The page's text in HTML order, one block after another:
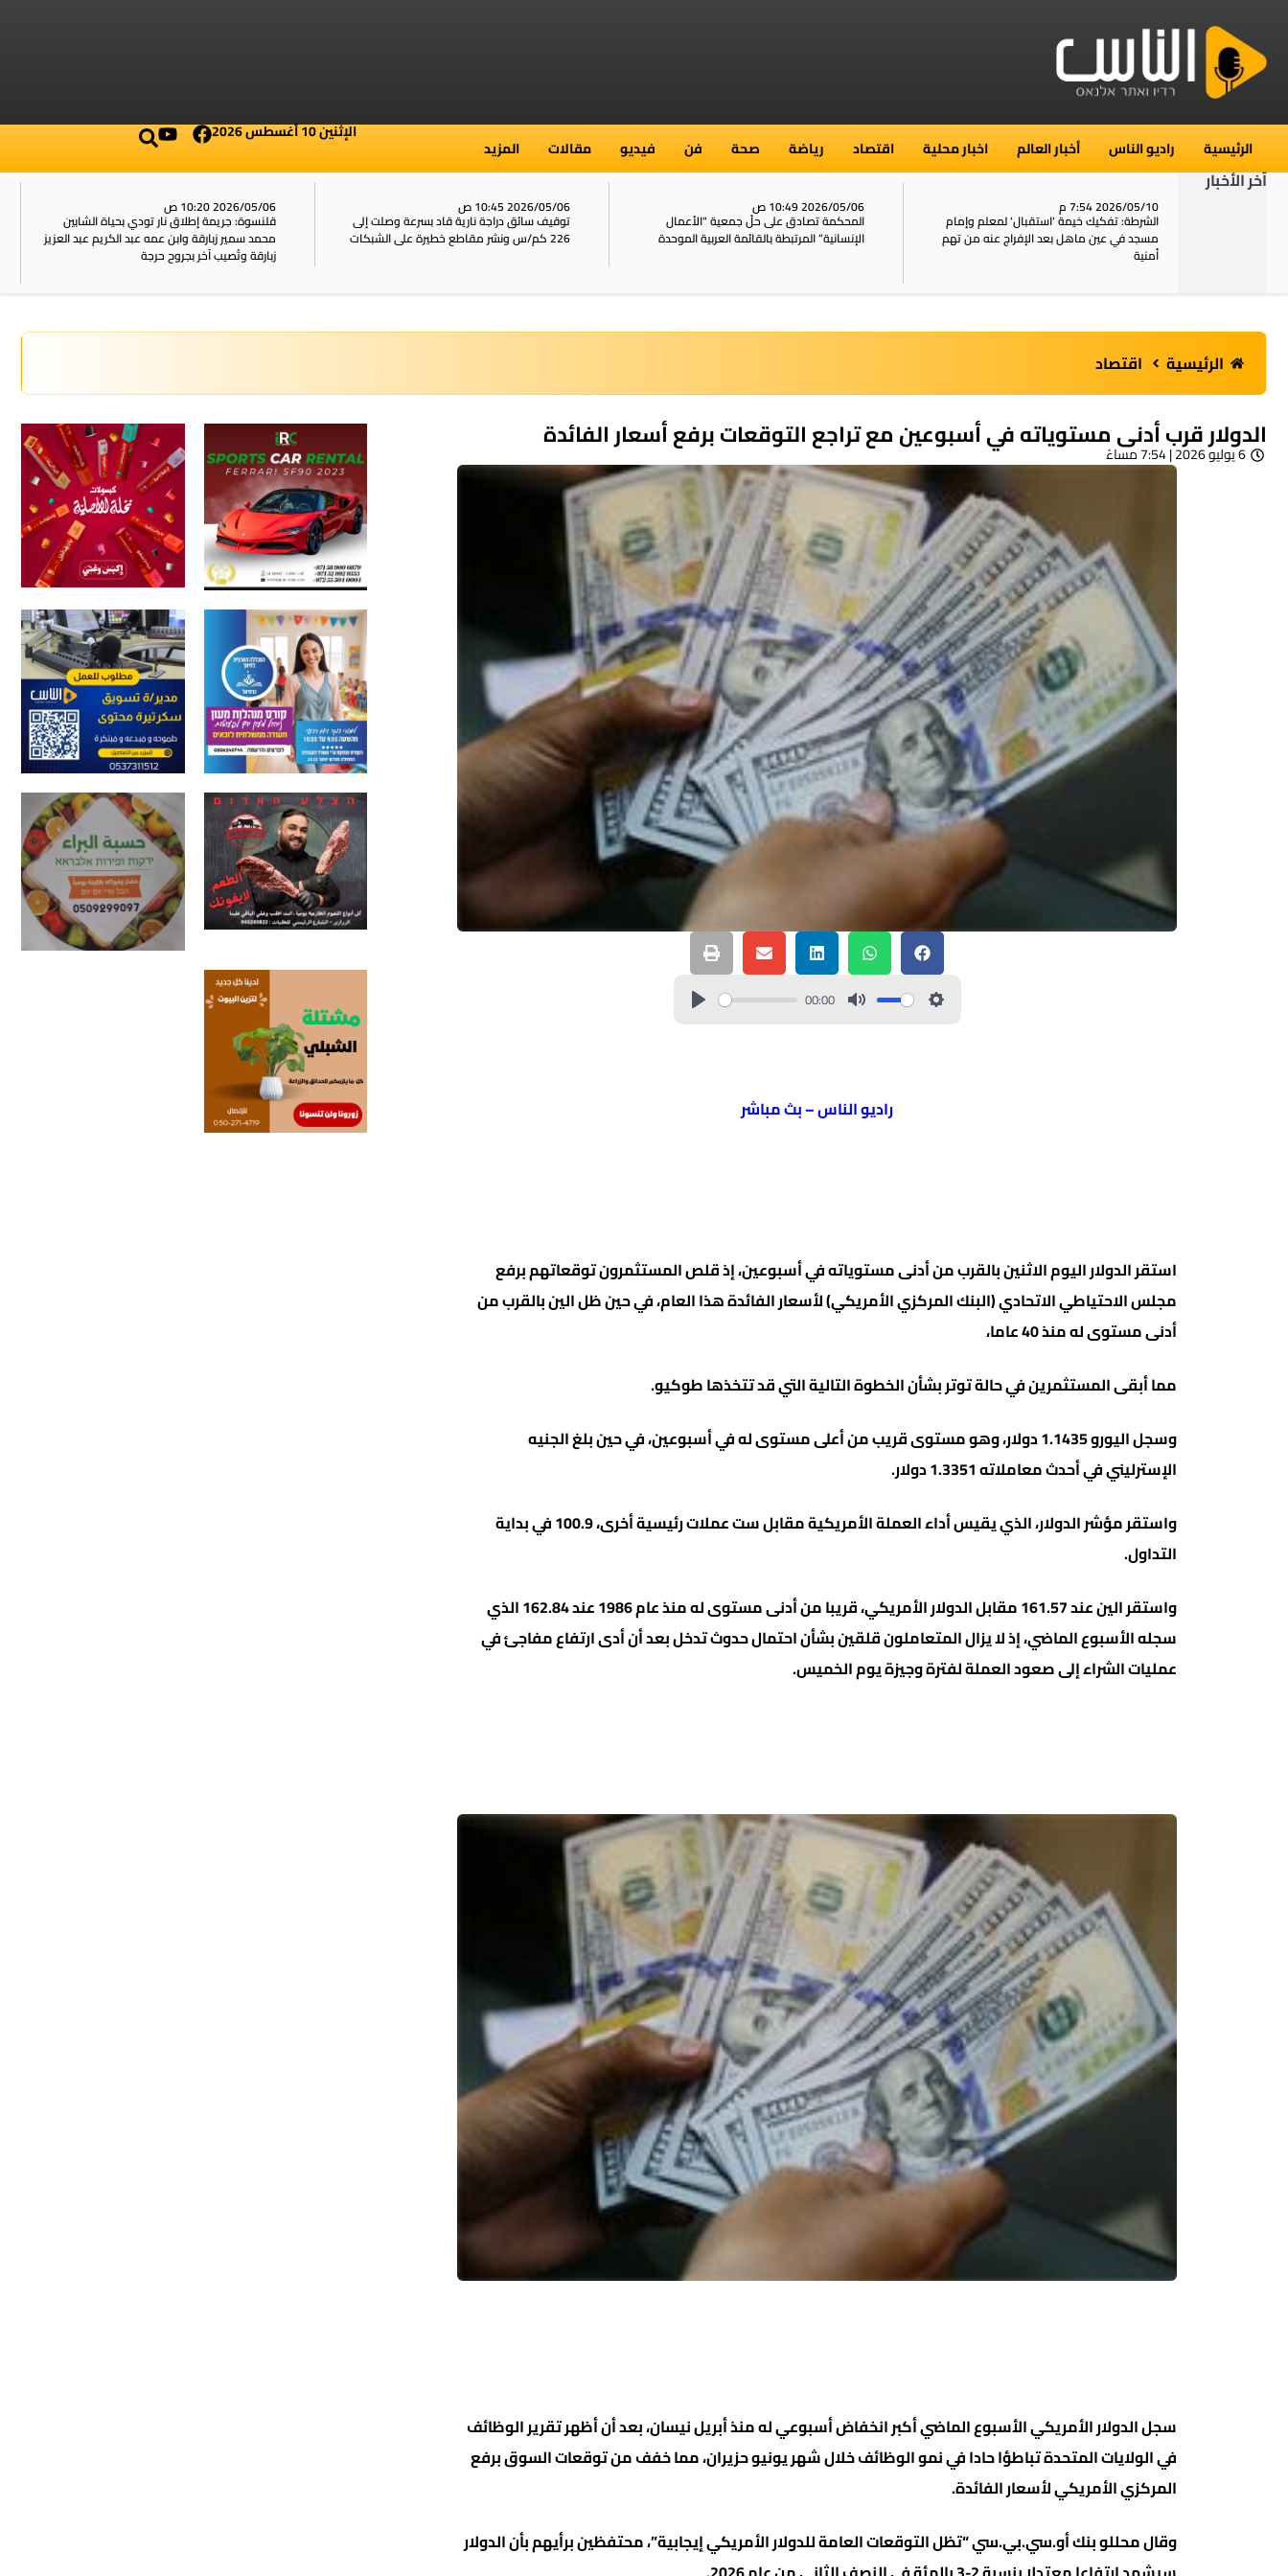
الرئيسية راديو الناس أخبار العالم اخبار محلية اقتصاد رياضة صحة فن فيديو مقالات المزيد
الإثنين 10 أغسطس 2026
آخر الأخبار
2026/05/10 7:54 م
الشرطة: تفكيك خيمة ‘استقبال‘ لمعلم وإمام
مسجد في عين ماهل بعد الإفراج عنه من تهم
أمنية
2026/05/06 10:49 ص
المحكمة تصادق على حلّ جمعية “الأعمال
الإنسانية” المرتبطة بالقائمة العربية الموحدة
2026/05/06 10:45 ص
توقيف سائق دراجة نارية قاد بسرعة وصلت إلى
226 كم/س ونشر مقاطع خطيرة على الشبكات
2026/05/06 10:20 ص
قلنسوة: جريمة إطلاق نار تودي بحياة الشابين
محمد سمير زبارقة وابن عمه عبد الكريم عبد العزيز
زبارقة وتُصيب آخر بجروح حرجة
الرئيسية اقتصاد
الدولار قرب أدنى مستوياته في أسبوعين مع تراجع التوقعات برفع أسعار الفائدة
6 يوليو 2026 | 7:54 مساءً
00:00
راديو الناس – بث مباشر
استقر الدولار اليوم الاثنين بالقرب من أدنى مستوياته في أسبوعين، إذ قلص المستثمرون توقعاتهم برفع
مجلس الاحتياطي الاتحادي (البنك المركزي الأمريكي) لأسعار الفائدة هذا العام، في حين ظل الين بالقرب من
أدنى مستوى له منذ 40 عاما،
مما أبقى المستثمرين في حالة توتر بشأن الخطوة التالية التي قد تتخذها طوكيو.
وسجل اليورو 1.1435 دولار، وهو مستوى قريب من أعلى مستوى له في أسبوعين، في حين بلغ الجنيه
الإسترليني في أحدث معاملاته 1.3351 دولار.
واستقر مؤشر الدولار، الذي يقيس أداء العملة الأمريكية مقابل ست عملات رئيسية أخرى، 100.9 في بداية
التداول.
واستقر الين عند 161.57 مقابل الدولار الأمريكي، قريبا من أدنى مستوى له منذ عام 1986 عند 162.84 الذي
سجله الأسبوع الماضي، إذ لا يزال المتعاملون قلقين بشأن احتمال حدوث تدخل بعد أن أدى ارتفاع مفاجئ في
عمليات الشراء إلى صعود العملة لفترة وجيزة يوم الخميس.
سجل الدولار الأمريكي الأسبوع الماضي أكبر انخفاض أسبوعي له منذ أبريل نيسان، بعد أن أظهر تقرير الوظائف
في الولايات المتحدة تباطؤا حادا في نمو الوظائف خلال شهر يونيو حزيران، مما خفف من توقعات السوق برفع
المركزي الأمريكي لأسعار الفائدة.
وقال محللو بنك أو.سي.بي.سي “تظل التوقعات العامة للدولار الأمريكي إيجابية”، محتفظين برأيهم بأن الدولار